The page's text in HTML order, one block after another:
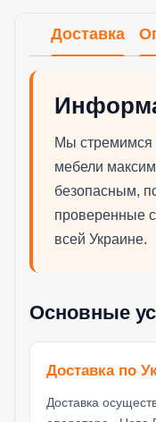
Доставка
Мы стремимся
мебели
безопасным,
проверенные
всей Украине.
Основные
Доставка по
Доставка